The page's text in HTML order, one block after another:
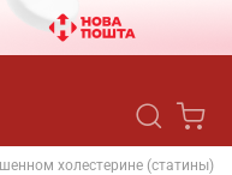
холестерине (статины)